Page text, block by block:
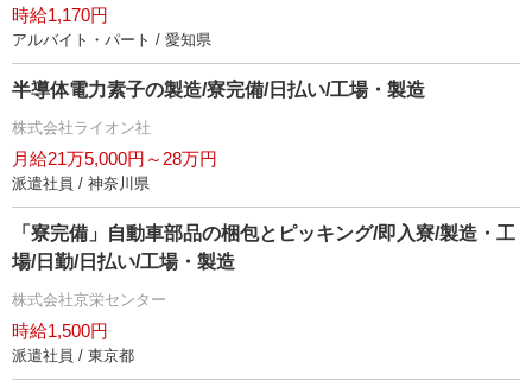
時給1,170円
アルバイト・パート / 愛知県
半導体電力素子の製造/寮完備/日払い/工場・製造
株式会社ライオン社
月給21万5,000円～28万円
派遣社員 / 神奈川県
「寮完備」自動車部品の梱包とピッキング/即入寮/製造・工
場/日勤/日払い/工場・製造
株式会社京栄センター
時給1,500円
派遣社員 / 東京都